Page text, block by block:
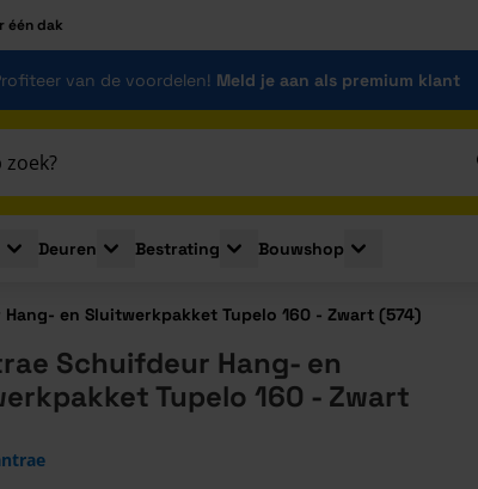
één dak
van de voordelen! Meld je aan als premium klant
Toggle submenu for Gevelbekleding
Deuren
Toggle submenu for Deuren
Bestrating
Toggle submenu for Bestrating
Bouwshop
Toggle
en Sluitwerkpakket Tupelo 160 - Zwart (574)
Schuifdeur Hang- en
Tupelo 160 - Zwart